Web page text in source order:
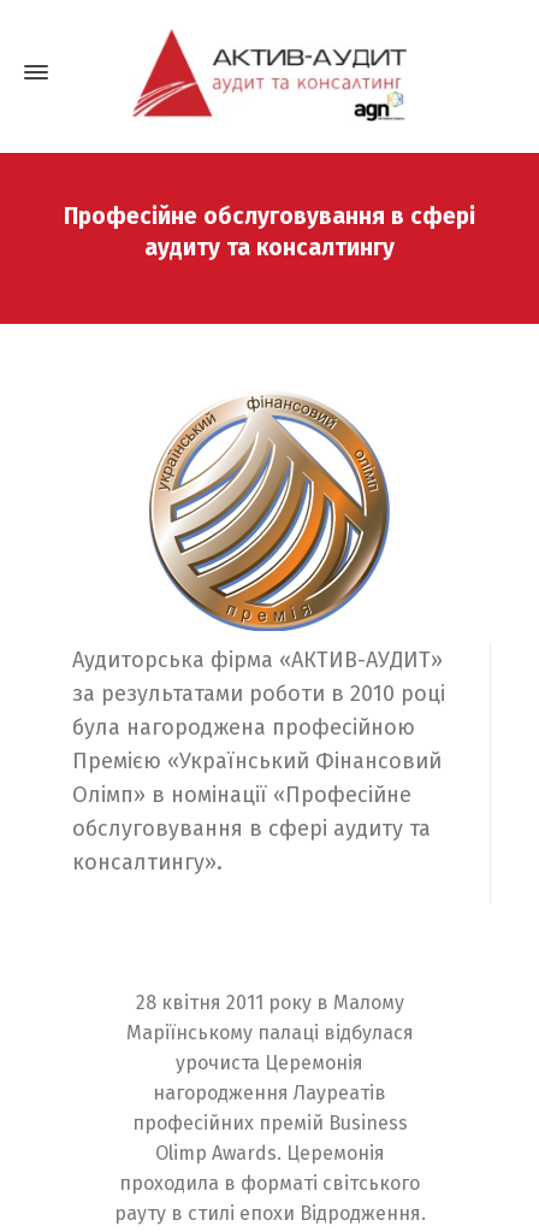
Професійне обслуговування в сфері
аудиту та консалтингу
Аудиторська фірма «АКТИВ-АУДИТ»
за результатами роботи в 2010 році
була нагороджена професійною
Премією «Український Фінансовий
Олімп» в номінації «Професійне
обслуговування в сфері аудиту та
консалтингу».
28 квітня 2011 року в Малому
Маріїнському палаці відбулася
урочиста Церемонія
нагородження Лауреатів
професійних премій Business
Olimp Awards. Церемонія
проходила в форматі світського
рауту в стилі епохи Відродження.